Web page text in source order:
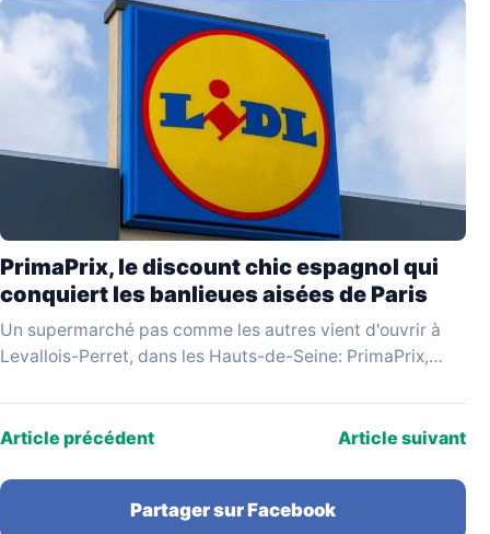
PrimaPrix, le discount chic espagnol qui
conquiert les banlieues aisées de Paris
Un supermarché pas comme les autres vient d'ouvrir à
Levallois-Perret, dans les Hauts-de-Seine: PrimaPrix,
chic», attire une…
Article précédent Article suivant
Partager sur Facebook